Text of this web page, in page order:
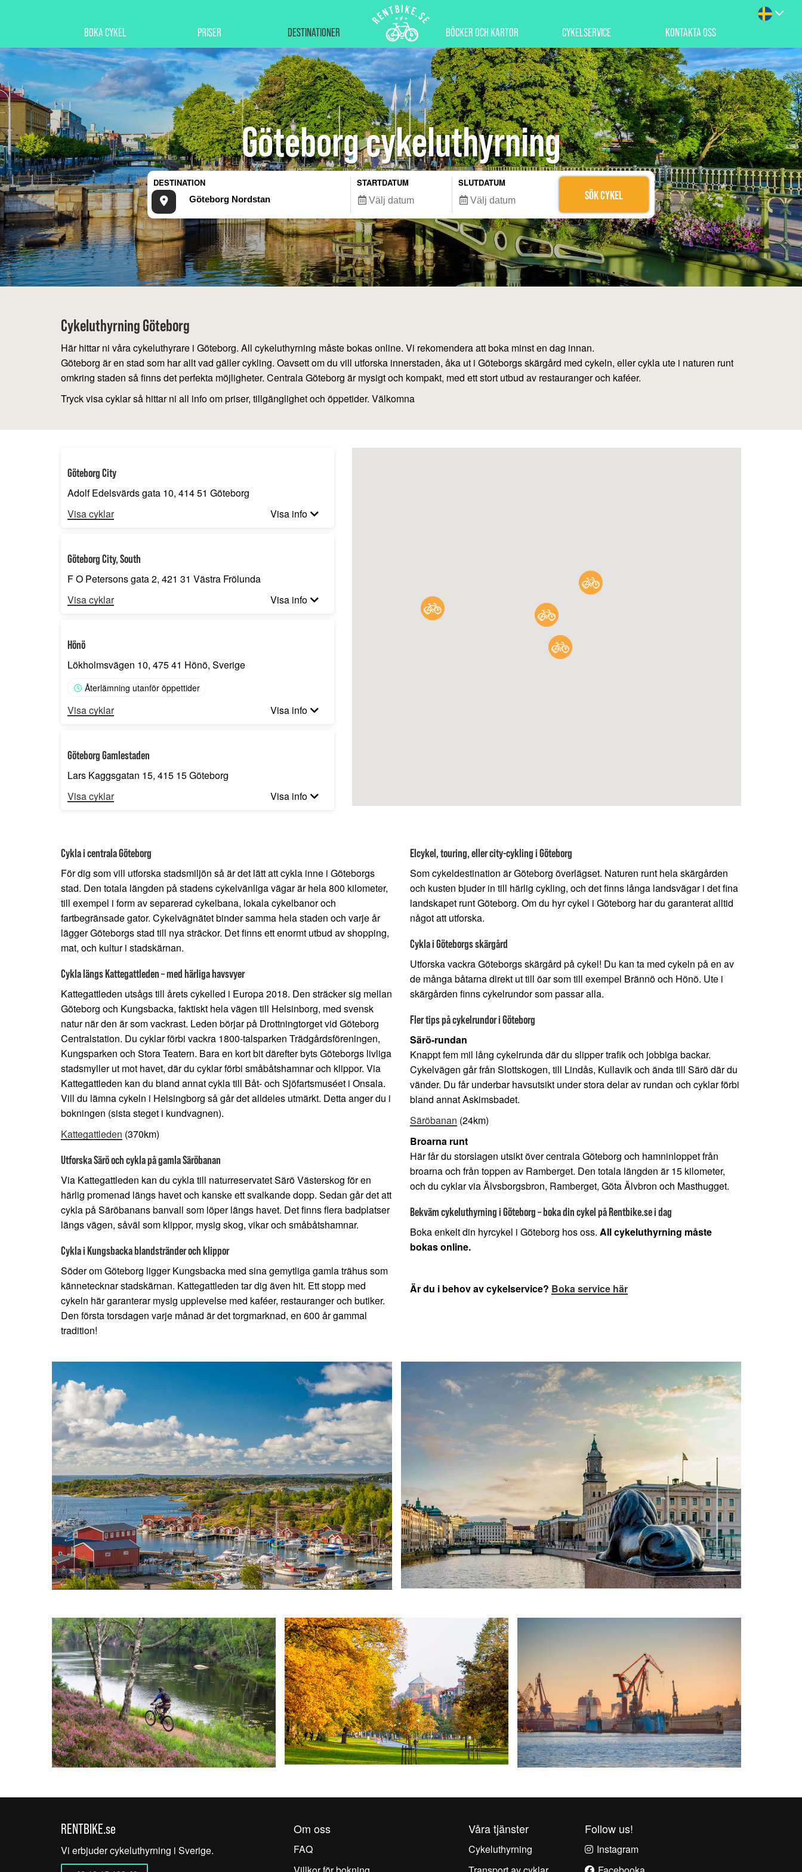
BOKA CYKEL PRISER DESTINATIONER BÖCKER OCH KARTOR CYKELSERVICE KONTAKTA OSS
Göteborg cykeluthyrning
DESTINATION STARTDATUM SLUTDATUM
SÖK CYKEL
Cykeluthyrning Göteborg
Här hittar ni våra cykeluthyrare i Göteborg. All cykeluthyrning måste bokas online. Vi rekomendera att boka minst en dag innan.
Göteborg är en stad som har allt vad gäller cykling. Oavsett om du vill utforska innerstaden, åka ut i Göteborgs skärgård med cykeln, eller cykla ute i naturen runt
omkring staden så finns det perfekta möjligheter. Centrala Göteborg är mysigt och kompakt, med ett stort utbud av restauranger och kaféer.
Tryck visa cyklar så hittar ni all info om priser, tillgänglighet och öppetider. Välkomna
Göteborg City
Adolf Edelsvärds gata 10, 414 51 Göteborg
Visa cyklar
Visa info
Göteborg City, South
F O Petersons gata 2, 421 31 Västra Frölunda
Visa cyklar
Visa info
Hönö
Lökholmsvägen 10, 475 41 Hönö, Sverige
Återlämning utanför öppettider
Visa cyklar Visa info
Göteborg Gamlestaden
Lars Kaggsgatan 15, 415 15 Göteborg
Visa cyklar
Visa info
Cykla i centrala Göteborg
För dig som vill utforska stadsmiljön så är det lätt att cykla inne i Göteborgs
stad. Den totala längden på stadens cykelvänliga vägar är hela 800 kilometer,
till exempel i form av separerad cykelbana, lokala cykelbanor och
fartbegränsade gator. Cykelvägnätet binder samma hela staden och varje år
lägger Göteborgs stad till nya sträckor. Det finns ett enormt utbud av shopping,
mat, och kultur i stadskärnan.
Cykla längs Kattegattleden – med härliga havsvyer
Kattegattleden utsågs till årets cykelled i Europa 2018. Den sträcker sig mellan
Göteborg och Kungsbacka, faktiskt hela vägen till Helsinborg, med svensk
natur när den är som vackrast. Leden börjar på Drottningtorget vid Göteborg
Centralstation. Du cyklar förbi vackra 1800-talsparken Trädgårdsföreningen,
Kungsparken och Stora Teatern. Bara en kort bit därefter byts Göteborgs livliga
stadsmyller ut mot havet, där du cyklar förbi småbåtshamnar och klippor. Via
Kattegattleden kan du bland annat cykla till Båt- och Sjöfartsmuséet i Onsala.
Vill du lämna cykeln i Helsingborg så går det alldeles utmärkt. Detta anger du i
bokningen (sista steget i kundvagnen).
Kattegattleden (370km)
Utforska Särö och cykla på gamla Säröbanan
Via Kattegattleden kan du cykla till naturreservatet Särö Västerskog för en
härlig promenad längs havet och kanske ett svalkande dopp. Sedan går det att
cykla på Säröbanans banvall som löper längs havet. Det finns flera badplatser
längs vägen, såväl som klippor, mysig skog, vikar och småbåtshamnar.
Cykla i Kungsbacka blandstränder och klippor
Söder om Göteborg ligger Kungsbacka med sina gemytliga gamla trähus som
kännetecknar stadskärnan. Kattegattleden tar dig även hit. Ett stopp med
cykeln här garanterar mysig upplevelse med kaféer, restauranger och butiker.
Den första torsdagen varje månad är det torgmarknad, en 600 år gammal
tradition!
Elcykel, touring, eller city-cykling i Göteborg
Som cykeldestination är Göteborg överlägset. Naturen runt hela skärgården
och kusten bjuder in till härlig cykling, och det finns långa landsvägar i det fina
landskapet runt Göteborg. Om du hyr cykel i Göteborg har du garanterat alltid
något att utforska.
Cykla i Göteborgs skärgård
Utforska vackra Göteborgs skärgård på cykel! Du kan ta med cykeln på en av
de många båtarna direkt ut till öar som till exempel Brännö och Hönö. Ute i
skärgården finns cykelrundor som passar alla.
Fler tips på cykelrundor i Göteborg
Särö-rundan
Knappt fem mil lång cykelrunda där du slipper trafik och jobbiga backar.
Cykelvägen går från Slottskogen, till Lindås, Kullavik och ända till Särö där du
vänder. Du får underbar havsutsikt under stora delar av rundan och cyklar förbi
bland annat Askimsbadet.
Säröbanan (24km)
Broarna runt
Här får du storslagen utsikt över centrala Göteborg och hamninloppet från
broarna och från toppen av Ramberget. Den totala längden är 15 kilometer,
och du cyklar via Älvsborgsbron, Ramberget, Göta Älvbron och Masthugget.
Bekväm cykeluthyrning i Göteborg – boka din cykel på Rentbike.se i dag
Boka enkelt din hyrcykel i Göteborg hos oss. All cykeluthyrning måste
bokas online.
Är du i behov av cykelservice? Boka service här
RENTBIKE.se
Vi erbjuder cykeluthyrning i Sverige.
Om oss
FAQ
Våra tjänster
Cykeluthyrning
Follow us!
Instagram